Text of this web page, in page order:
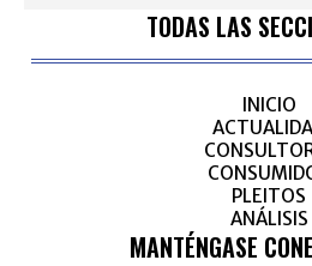
TODAS LAS
INICIO
PLEITOS
ANÁLISIS
MANTÉNGASE